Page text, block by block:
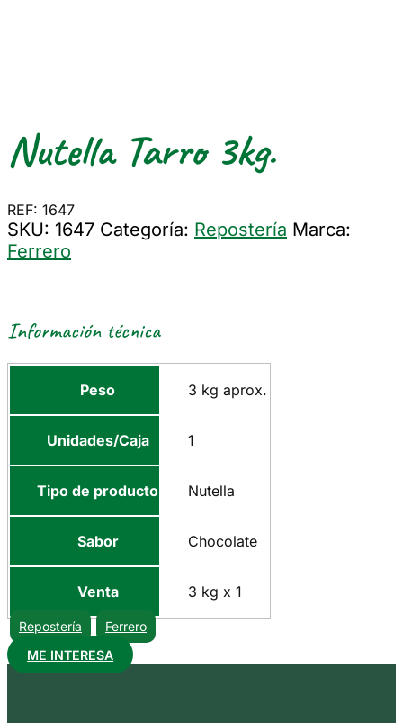
Nutella Tarro 3kg.
REF: 1647
SKU: 1647 Categoría: Repostería Marca:
Ferrero
Información técnica
Peso 3 kg aprox.
Unidades/Caja 1
Tipo de producto Nutella
Sabor Chocolate
Venta 3 kg x 1
Repostería
Ferrero
ME INTERESA